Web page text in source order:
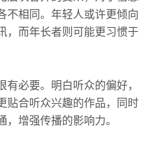
不相同。年轻人或许更倾向
，而年长者则可能更习惯于
必要。明白听众的偏好，
贴合听众兴趣的作品，同时
增强传播的影响力。